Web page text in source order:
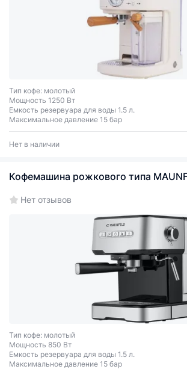
Тип кофе: молотый
Мощность 1250 Вт
Емкость резервуара для воды 1.5 л.
Максимальное давление 15 бар
Нет в наличии
Кофемашина рожкового типа
Нет отзывов
Тип кофе: молотый
Мощность 850 Вт
Емкость резервуара для воды 1.5 л.
Максимальное давление 15 бар